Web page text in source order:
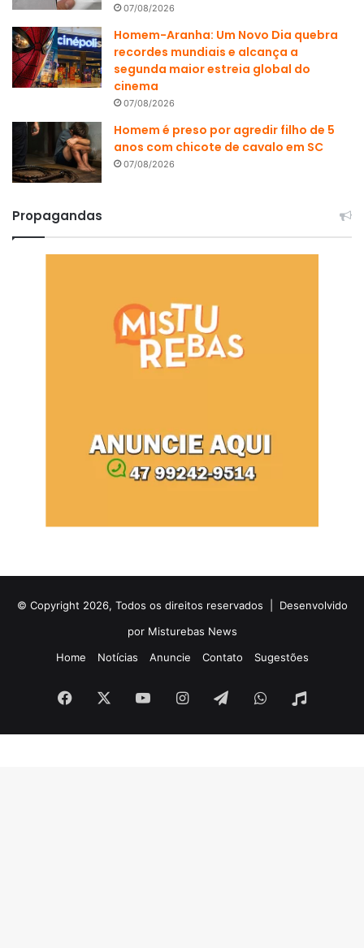
07/08/2026
Homem-Aranha: Um Novo Dia quebra
recordes mundiais e alcança a
segunda maior estreia global do
cinema
07/08/2026
Homem é preso por agredir filho de 5
anos com chicote de cavalo em SC
07/08/2026
Propagandas
© Copyright 2026, Todos os direitos reservados | Desenvolvido
por Misturebas News
Home
Notícias Anuncie Contato Sugestões
Facebook YouTubeInstagramTelegramWhatsApp